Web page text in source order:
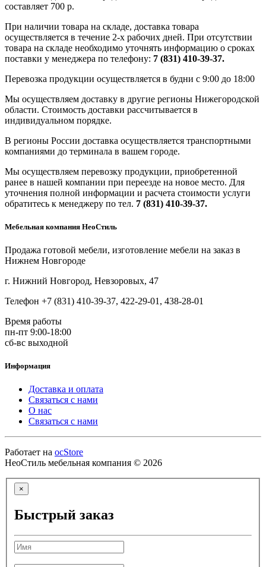
составляет 700 р.
При наличии товара на складе, доставка товара
осуществляется в течение 2-х рабочих дней. При отсутствии
товара на складе необходимо уточнять информацию о сроках
поставки у менеджера по телефону: 7 (831) 410-39-37.
Перевозка продукции осуществляется в будни с 9:00 до 18:00
Мы осуществляем доставку в другие регионы Нижегородской
области. Стоимость доставки рассчитывается в
индивидуальном порядке.
В регионы России доставка осуществляется транспортными
компаниями до терминала в вашем городе.
Мы осуществляем перевозку продукции, приобретенной
ранее в нашей компании при переезде на новое место. Для
уточнения полной информации и расчета стоимости услуги
обратитесь к менеджеру по тел. 7 (831) 410-39-37.
Мебельная компания НеоСтиль
Продажа готовой мебели, изготовление мебели на заказ в
Нижнем Новгороде
г. Нижний Новгород, Невзоровых, 47
Телефон +7 (831) 410-39-37, 422-29-01, 438-28-01
Время работы
пн-пт 9:00-18:00
сб-вс выходной
Информация
Доставка и оплата
Связаться с нами
О нас
Связаться с нами
Работает на ocStore
НеоСтиль мебельная компания © 2026
×
Быстрый заказ